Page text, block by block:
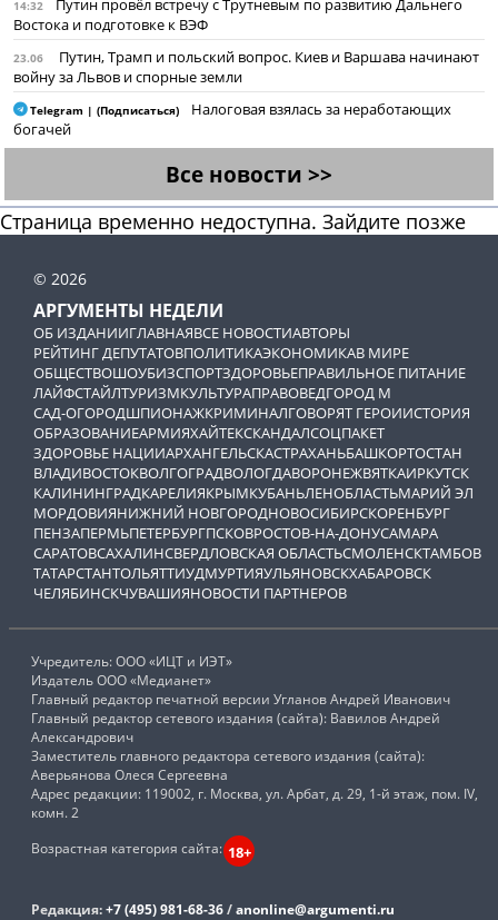
14:32
Путин провёл встречу с Трутневым по развитию Дальнего
Востока и подготовке к ВЭФ
23.06
Путин, Трамп и польский вопрос. Киев и Варшава начинают
войну за Львов и спорные земли
Telegram | (Подписаться)
Налоговая взялась за неработающих
богачей
Все новости >>
Страница временно недоступна. Зайдите позже
© 2026
АРГУМЕНТЫ НЕДЕЛИ
ОБ ИЗДАНИИГЛАВНАЯВСЕ НОВОСТИАВТОРЫ
РЕЙТИНГ ДЕПУТАТОВПОЛИТИКАЭКОНОМИКАВ МИРЕ
ОБЩЕСТВОШОУБИЗСПОРТЗДОРОВЬЕПРАВИЛЬНОЕ ПИТАНИЕ
ЛАЙФСТАЙЛТУРИЗМКУЛЬТУРАПРАВОВЕДГОРОД М
САД-ОГОРОДШПИОНАЖКРИМИНАЛГОВОРЯТ ГЕРОИИСТОРИЯ
ОБРАЗОВАНИЕАРМИЯХАЙТЕКСКАНДАЛСОЦПАКЕТ
ЗДОРОВЬЕ НАЦИИАРХАНГЕЛЬСКАСТРАХАНЬБАШКОРТОСТАН
ВЛАДИВОСТОКВОЛГОГРАДВОЛОГДАВОРОНЕЖВЯТКАИРКУТСК
КАЛИНИНГРАДКАРЕЛИЯКРЫМКУБАНЬЛЕНОБЛАСТЬМАРИЙ ЭЛ
МОРДОВИЯНИЖНИЙ НОВГОРОДНОВОСИБИРСКОРЕНБУРГ
ПЕНЗАПЕРМЬПЕТЕРБУРГПСКОВРОСТОВ-НА-ДОНУСАМАРА
САРАТОВСАХАЛИНСВЕРДЛОВСКАЯ ОБЛАСТЬСМОЛЕНСКТАМБОВ
ТАТАРСТАНТОЛЬЯТТИУДМУРТИЯУЛЬЯНОВСКХАБАРОВСК
ЧЕЛЯБИНСКЧУВАШИЯНОВОСТИ ПАРТНЕРОВ
Учредитель: ООО «ИЦТ и ИЭТ»
Издатель ООО «Медианет»
Главный редактор печатной версии Угланов Андрей Иванович
Главный редактор сетевого издания (сайта): Вавилов Андрей
Александрович
Заместитель главного редактора сетевого издания (сайта):
Аверьянова Олеся Сергеевна
Адрес редакции: 119002, г. Москва, ул. Арбат, д. 29, 1-й этаж, пом. IV,
комн. 2
Возрастная категория сайта: 18+
Редакция:+7 (495) 981-68-36/anonline@argumenti.ru